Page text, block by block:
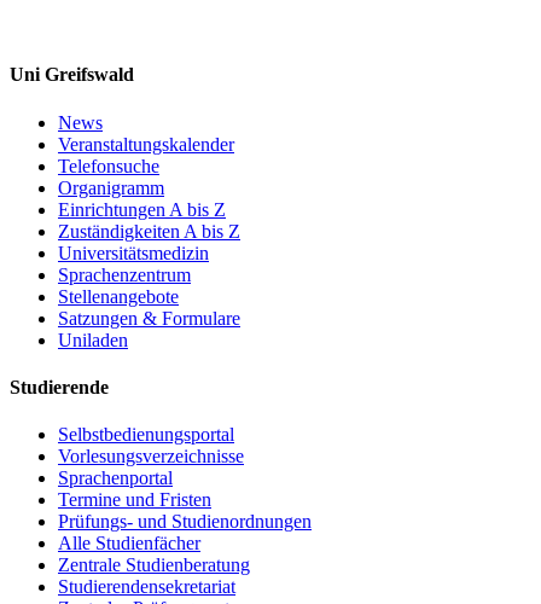
Uni Greifswald
News
Veranstaltungskalender
Telefonsuche
Organigramm
Einrichtungen A bis Z
Zuständigkeiten A bis Z
Universitätsmedizin
Sprachenzentrum
Stellenangebote
Satzungen & Formulare
Uniladen
Studierende
Selbstbedienungsportal
Vorlesungsverzeichnisse
Sprachenportal
Termine und Fristen
Prüfungs- und Studienordnungen
Alle Studienfächer
Zentrale Studienberatung
Studierendensekretariat